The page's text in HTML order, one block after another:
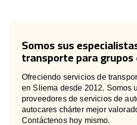
Somos sus
transporte para grupos
Ofreciendo servicios de
en Sliema desde 2012. Somos
proveedores de servicios de
autocares chárter mejor
Contáctenos hoy mismo.